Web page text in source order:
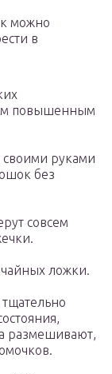
можно
в
повышенным
своими руками
без
совсем
ложки.
размешивают,